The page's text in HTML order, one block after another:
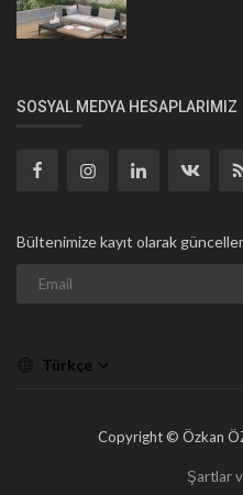
SOSYAL MEDYA HESAPLARIMIZ
Bültenimize kayıt olarak
Türkçe
Copyright © Özkan
Şartlar